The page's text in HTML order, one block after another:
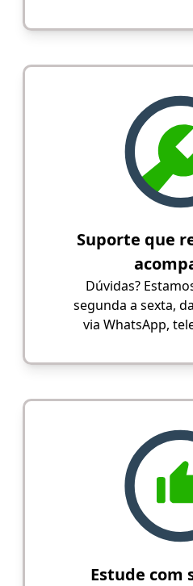
Suporte que
Dúvidas?
segunda a sexta,
via WhatsApp,
Estude com